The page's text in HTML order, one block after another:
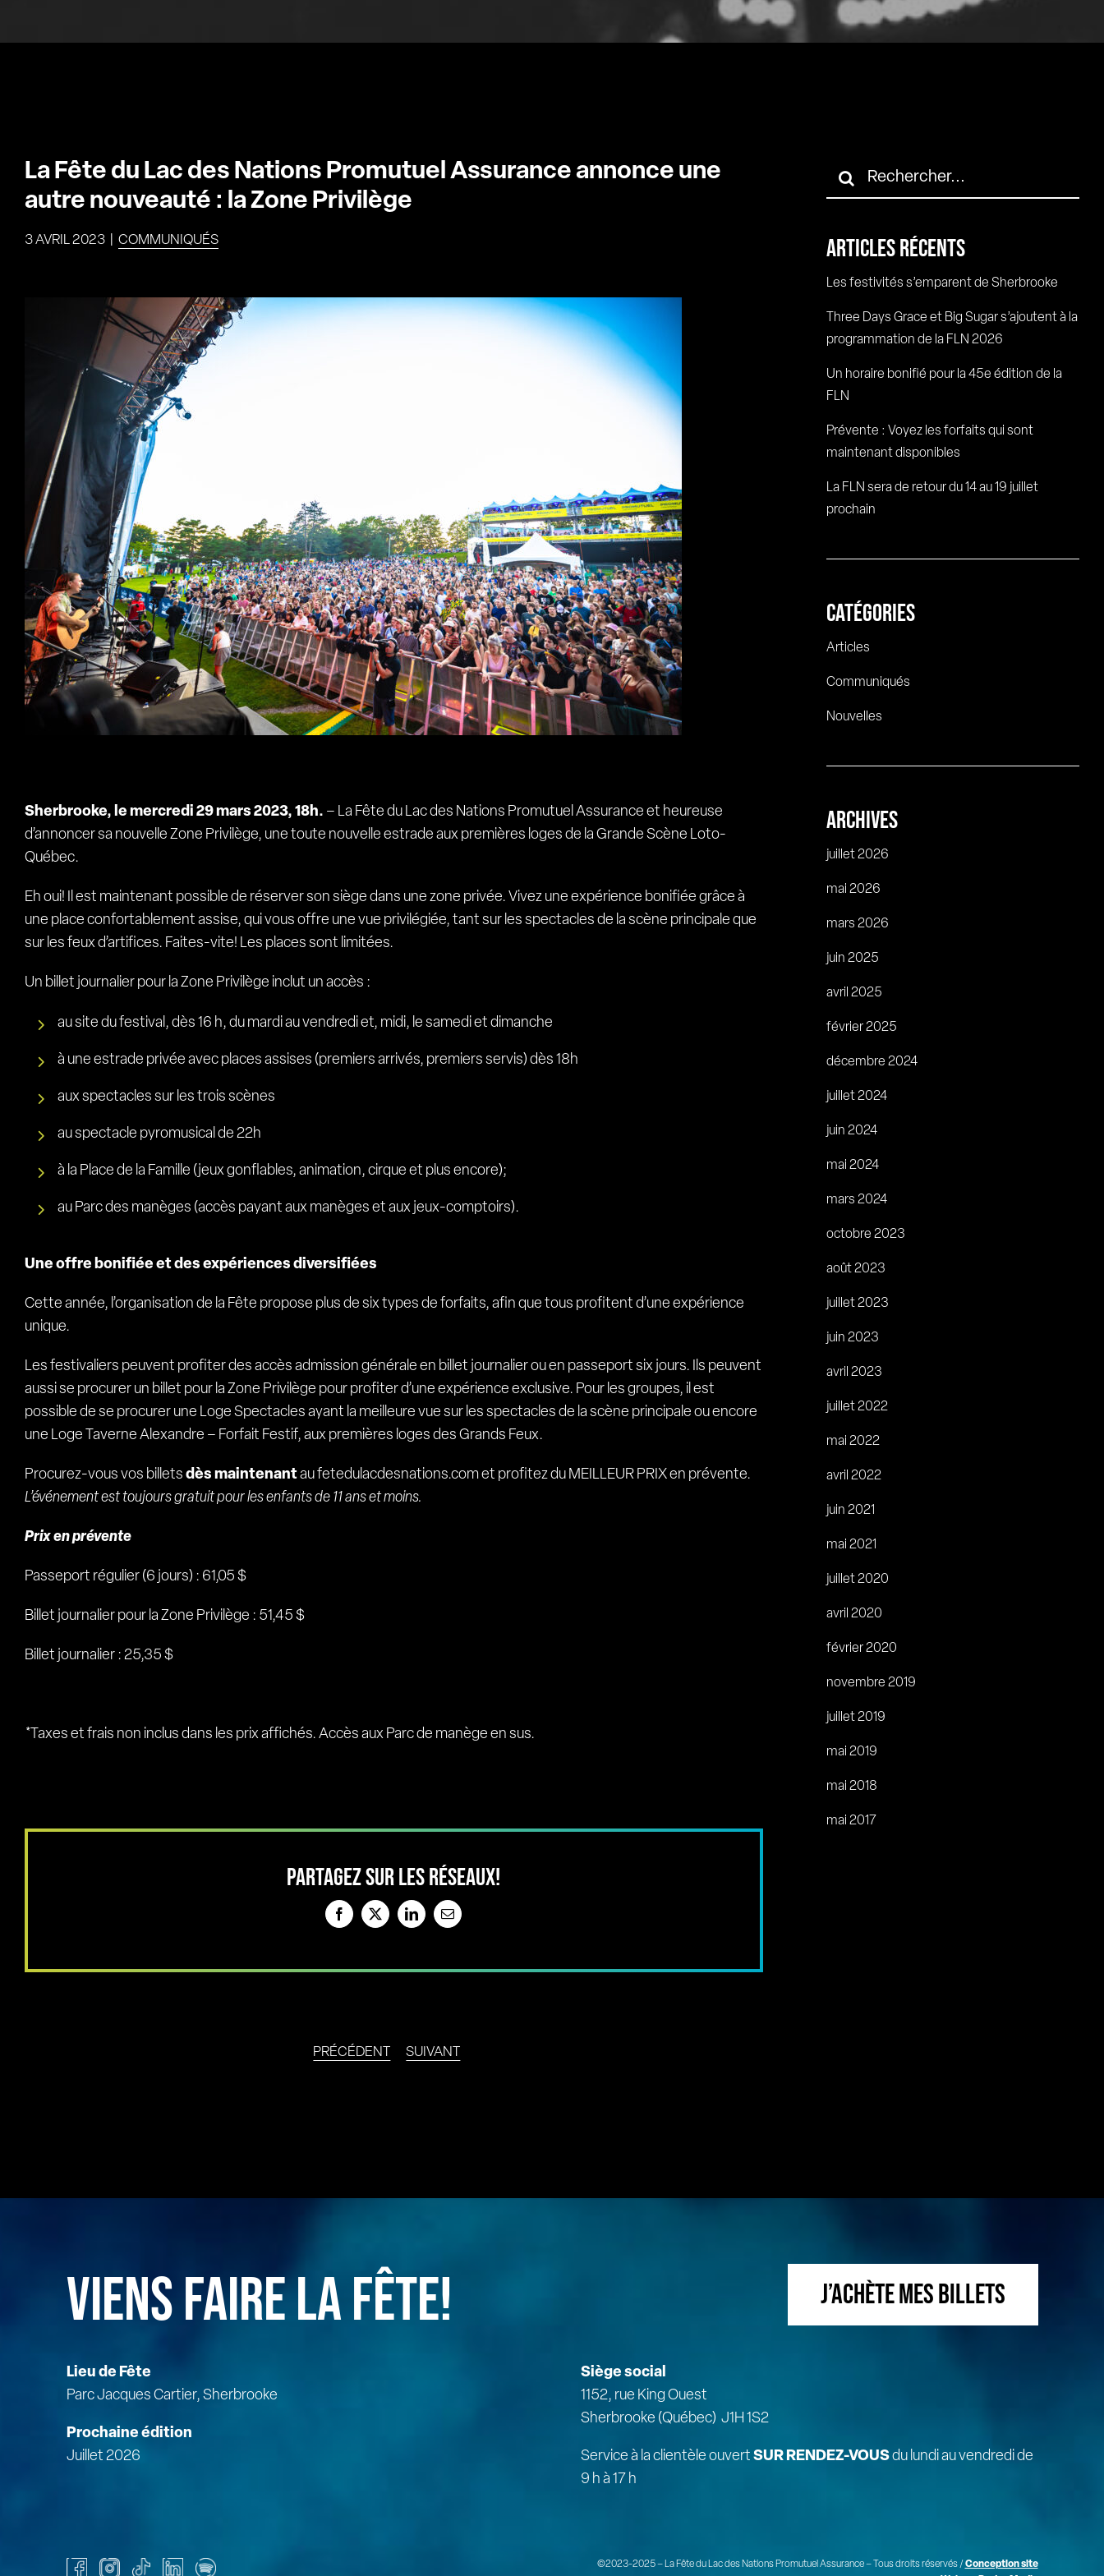
La Fête du Lac des Nations Promutuel Assurance annonce une
autre nouveauté : la Zone Privilège
3 AVRIL 2023 COMMUNIQUÉS
agrandie
Sherbrooke, le mercredi 29 mars 2023, 18h. – La Fête du Lac des Nations Promutuel Assurance et heureuse
d’annoncer sa nouvelle Zone Privilège, une toute nouvelle estrade aux premières loges de la Grande Scène Loto-
Québec.
Eh oui! Il est maintenant possible de réserver son siège dans une zone privée. Vivez une expérience bonifiée grâce à
une place confortablement assise, qui vous offre une vue privilégiée, tant sur les spectacles de la scène principale que
sur les feux d’artifices. Faites-vite! Les places sont limitées.
Un billet journalier pour la Zone Privilège inclut un accès :
au site du festival, dès 16 h, du mardi au vendredi et, midi, le samedi et dimanche
à une estrade privée avec places assises (premiers arrivés, premiers servis) dès 18h
aux spectacles sur les trois scènes
au spectacle pyromusical de 22h
à la Place de la Famille (jeux gonflables, animation, cirque et plus encore);
au Parc des manèges (accès payant aux manèges et aux jeux-comptoirs).
Une offre bonifiée et des expériences diversifiées
Cette année, l’organisation de la Fête propose plus de six types de forfaits, afin que tous profitent d’une expérience
unique.
Les festivaliers peuvent profiter des accès admission générale en billet journalier ou en passeport six jours. Ils peuvent
aussi se procurer un billet pour la Zone Privilège pour profiter d’une expérience exclusive. Pour les groupes, il est
possible de se procurer une Loge Spectacles ayant la meilleure vue sur les spectacles de la scène principale ou encore
une Loge Taverne Alexandre – Forfait Festif, aux premières loges des Grands Feux.
Procurez-vous vos billets dès maintenantau fetedulacdesnations.com et profitez du MEILLEUR PRIX en prévente.
L’événement est toujours gratuit pour les enfants de 11 ans et moins.
Prix en prévente
Passeport régulier (6 jours) : 61,05 $
Billet journalier pour la Zone Privilège : 51,45 $
Billet journalier : 25,35 $
*Taxes et frais non inclus dans les prix affichés. Accès aux Parc de manège en sus.
PARTAGEZ SUR LES RÉSEAUX!
Facebook
X LinkedInEmail
PRÉCÉDENT SUIVANT
Rechercher:
ARTICLES RÉCENTS
Les festivités s’emparent de Sherbrooke
Three Days Grace et Big Sugar s’ajoutent à la
programmation de la FLN 2026
Un horaire bonifié pour la 45e édition de la
FLN
Prévente : Voyez les forfaits qui sont
maintenant disponibles
La FLN sera de retour du 14 au 19 juillet
prochain
CATÉGORIES
Articles
Communiqués
Nouvelles
ARCHIVES
juillet 2026
mai 2026
mars 2026
juin 2025
avril 2025
février 2025
décembre 2024
juillet 2024
juin 2024
mai 2024
mars 2024
octobre 2023
août 2023
juillet 2023
juin 2023
avril 2023
juillet 2022
mai 2022
avril 2022
juin 2021
mai 2021
juillet 2020
avril 2020
février 2020
novembre 2019
juillet 2019
mai 2019
mai 2018
mai 2017
VIENS FAIRE LA FÊTE! J’ACHÈTE MES BILLETS
Lieu de Fête
Parc Jacques Cartier, Sherbrooke
Prochaine édition
Juillet 2026
Siège social
1152, rue King Ouest
Sherbrooke (Québec) J1H 1S2
Service à la clientèle ouvertSUR RENDEZ-VOUSdu lundi au vendredi de
9 h à 17 h
©2023-2025 – La Fête du Lac des Nations Promutuel Assurance – Tous droits réservés / Conception site